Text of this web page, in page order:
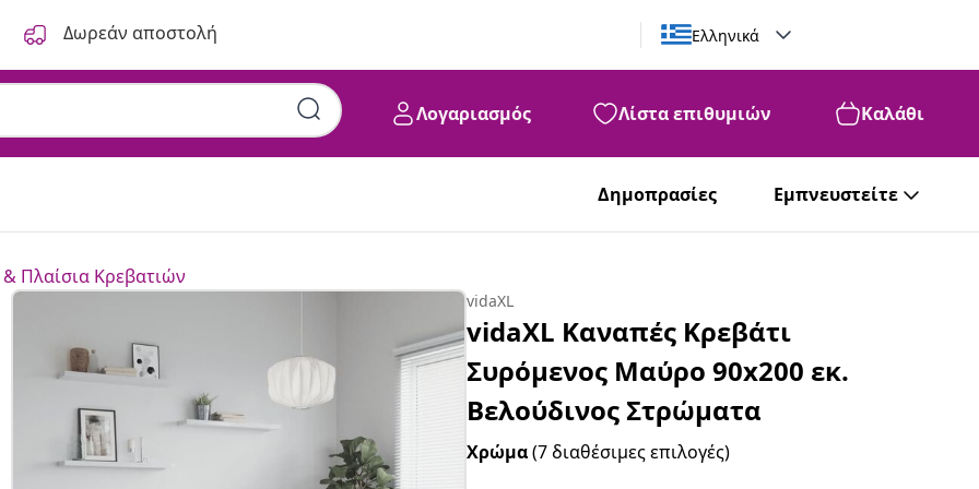
Δωρεάν αποστολή Ελληνικά
Λογαριασμός Λίστα επιθυμιών Καλάθι
Δημοπρασίες Εμπνευστείτε
Πλαίσια Κρεβατιών
vidaXL
vidaXL Καναπές Κρεβάτι
Συρόμενος Μαύρο 90x200 εκ.
Βελούδινος Στρώματα
Χρώμα(7 διαθέσιμες επιλογές)